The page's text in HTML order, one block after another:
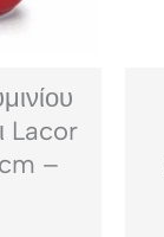
Lacor
–